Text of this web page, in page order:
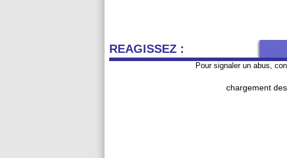
REAGISSEZ :
Pour signaler un abus,
chargement